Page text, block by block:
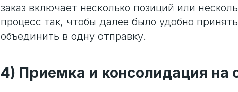
заказ включает несколько позиций или
процесс так, чтобы далее было удобно
объединить в одну отправку.
4) Приемка и консолидация на